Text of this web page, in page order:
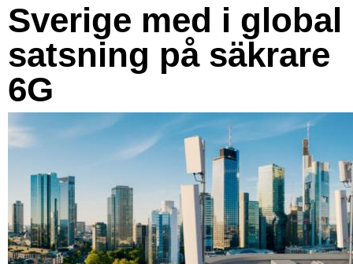
Sverige med i global
satsning på säkrare
6G